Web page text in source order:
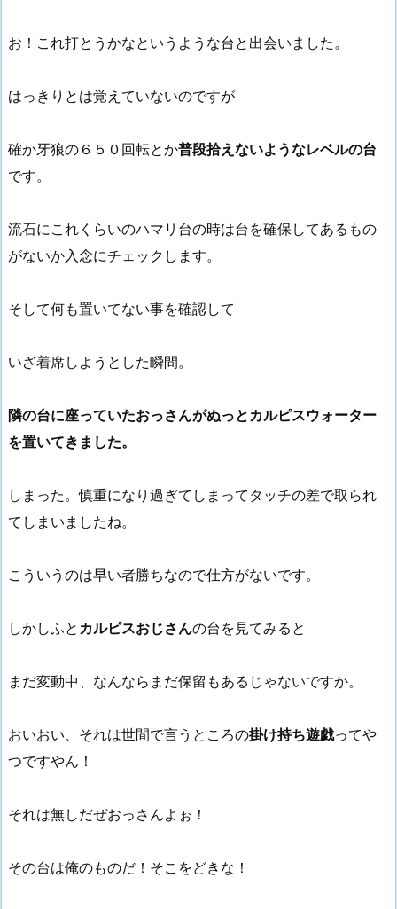
お！これ打とうかなというような台と出会いました。
はっきりとは覚えていないのですが
確か牙狼の６５０回転とか普段拾えないようなレベルの台
です。
流石にこれくらいのハマリ台の時は台を確保してあるもの
がないか入念にチェックします。
そして何も置いてない事を確認して
いざ着席しようとした瞬間。
隣の台に座っていたおっさんがぬっとカルピスウォーター
を置いてきました。
しまった。慎重になり過ぎてしまってタッチの差で取られ
てしまいましたね。
こういうのは早い者勝ちなので仕方がないです。
しかしふと カルピスおじさんの台を見てみると
まだ変動中、なんならまだ保留もあるじゃないですか。
おいおい、それは世間で言うところの掛け持ち遊戯ってや
つですやん！
それは無しだぜおっさんよぉ！
その台は俺のものだ！そこをどきな！